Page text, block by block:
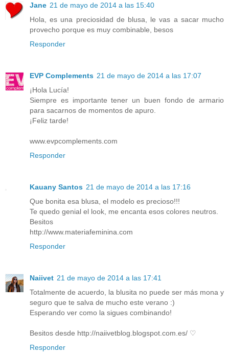
Jane 21 de mayo de 2014 a las 15:40
Hola, es una preciosidad de blusa, le vas a sacar mucho
provecho porque es muy combinable, besos
Responder
EVP Complements 21 de mayo de 2014 a las 17:07
¡Hola Lucía!
Siempre es importante tener un buen fondo de armario
para sacarnos de momentos de apuro.
¡Feliz tarde!
www.evpcomplements.com
Responder
Kauany Santos 21 de mayo de 2014 a las 17:16
Que bonita esa blusa, el modelo es precioso!!!
Te quedo genial el look, me encanta esos colores neutros.
Besitos
http://www.materiafeminina.com
Responder
Naiivet 21 de mayo de 2014 a las 17:41
Totalmente de acuerdo, la blusita no puede ser más mona y
seguro que te salva de mucho este verano :)
Esperando ver como la sigues combinando!
Besitos desde http://naiivetblog.blogspot.com.es/ ♡
Responder